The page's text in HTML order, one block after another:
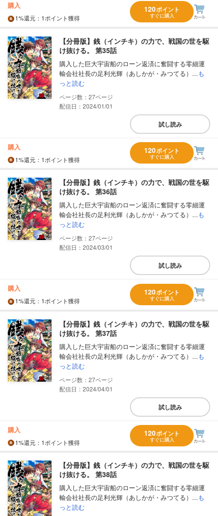
購入
1%還元 ：1ポイント獲得
120ポイント
すぐに購入
【分冊版】銭（インチキ）の力で、戦国の世を駆
け抜ける。 第35話
購入した巨大宇宙船のローン返済に奮闘する零細運
輸会社社長の足利光輝（あしかが・みつてる）...も
っと読む
27
配信日：2024/01/01
試し読み
購入
1%還元 ：1ポイント獲得
120ポイント
すぐに購入
【分冊版】銭（インチキ）の力で、戦国の世を駆
け抜ける。 第36話
購入した巨大宇宙船のローン返済に奮闘する零細運
輸会社社長の足利光輝（あしかが・みつてる）...も
っと読む
27
配信日：2024/03/01
試し読み
購入
1%還元 ：1ポイント獲得
120ポイント
すぐに購入
【分冊版】銭（インチキ）の力で、戦国の世を駆
け抜ける。 第37話
購入した巨大宇宙船のローン返済に奮闘する零細運
輸会社社長の足利光輝（あしかが・みつてる）...も
っと読む
27
配信日：2024/04/01
試し読み
購入
1%還元 ：1ポイント獲得
120ポイント
すぐに購入
【分冊版】銭（インチキ）の力で、戦国の世を駆
け抜ける。 第38話
購入した巨大宇宙船のローン返済に奮闘する零細運
輸会社社長の足利光輝（あしかが・みつてる）...も
っと読む